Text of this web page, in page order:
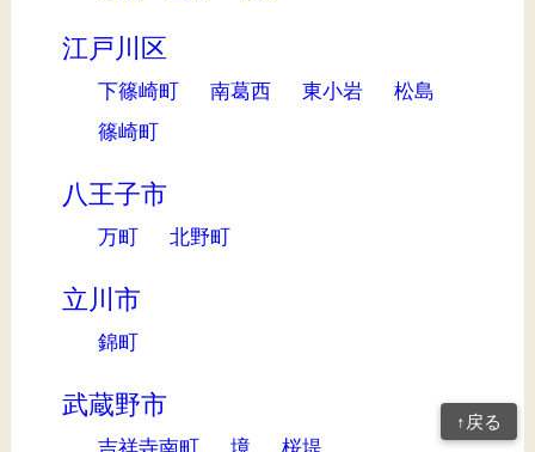
江戸川区
下篠崎町 南葛西 東小岩
松島
篠崎町
八王子市
万町 北野町
立川市
錦町
武蔵野市
吉祥寺南町 境 桜堤
↑戻る